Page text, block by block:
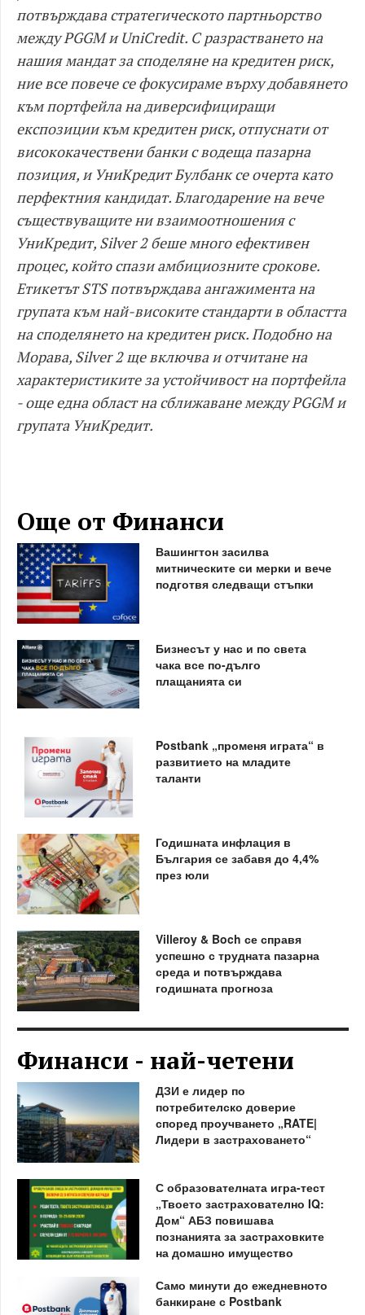
потвърждава стратегическото партньорство
между PGGM и UniCredit. С разрастването на
нашия мандат за споделяне на кредитен риск,
ние все повече се фокусираме върху добавянето
към портфейла на диверсифициращи
експозиции към кредитен риск, отпуснати от
висококачествени банки с водеща пазарна
позиция, и УниКредит Булбанк се очерта като
перфектния кандидат. Благодарение на вече
съществуващите ни взаимоотношения с
УниКредит, Silver 2 беше много ефективен
процес, който спази амбициозните срокове.
Етикетът STS потвърждава ангажимента на
групата към най-високите стандарти в областта
на споделянето на кредитен риск. Подобно на
Морава, Silver 2 ще включва и отчитане на
характеристиките за устойчивост на портфейла
- още една област на сближаване между PGGM и
групата УниКредит.
Още от Финанси
Вашингтон засилва
митническите си мерки и вече
подготвя следващи стъпки
Бизнесът у нас и по света
чака все по-дълго
плащанията си
Postbank „променя играта“ в
развитието на младите
таланти
Годишната инфлация в
България се забавя до 4,4%
през юли
Villeroy & Boch се справя
успешно с трудната пазарна
среда и потвърждава
годишната прогноза
Финанси - най-четени
ДЗИ е лидер по
потребителско доверие
според проучването „RATE|
Лидери в застраховането“
С образователната игра-тест
„Твоето застрахователно IQ:
Дом“ АБЗ повишава
познанията за застраховките
на домашно имущество
Само минути до ежедневното
банкиране с Postbank